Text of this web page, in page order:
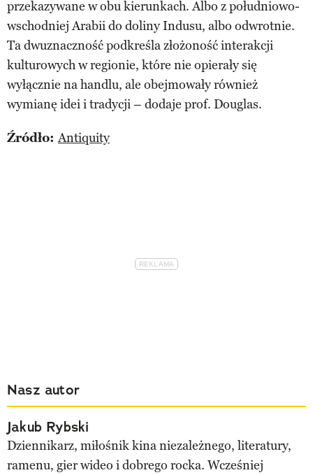
przekazywane w obu kierunkach. Albo z południowo-
wschodniej Arabii do doliny Indusu, albo odwrotnie.
Ta dwuznaczność podkreśla złożoność interakcji
kulturowych w regionie, które nie opierały się
wyłącznie na handlu, ale obejmowały również
wymianę idei i tradycji – dodaje prof. Douglas.
Źródło:Antiquity
Nasz autor
Jakub Rybski
Dziennikarz, miłośnik kina niezależnego, literatury,
ramenu, gier wideo i dobrego rocka. Wcześniej